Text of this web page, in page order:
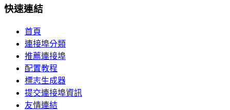
快速連結
首頁
連接埠分類
推薦連接埠
配置教程
標志生成器
提交連接埠資訊
友情連結